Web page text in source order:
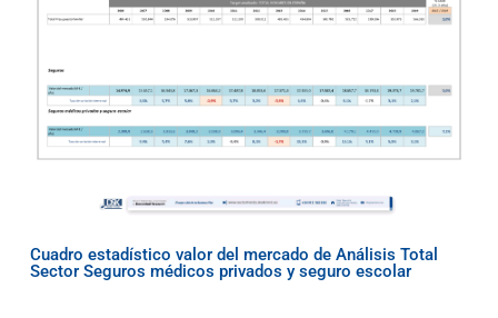
Cuadro estadístico valor del mercado de Análisis Total
Sector Seguros médicos privados y seguro escolar